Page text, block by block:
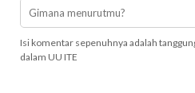
Isi komentar sepenuhnya adalah
dalam UU ITE